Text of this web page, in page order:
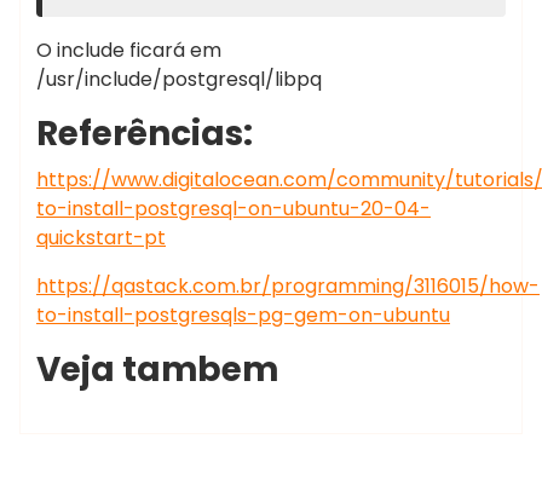
O include ficará em
/usr/include/postgresql/libpq
Referências:
https://www.digitalocean.com/community/
to-install-postgresql-on-ubuntu-20-04-
quickstart-pt
https://qastack.com.br/programming/3116015/how-
to-install-postgresqls-pg-gem-on-ubuntu
Veja tambem